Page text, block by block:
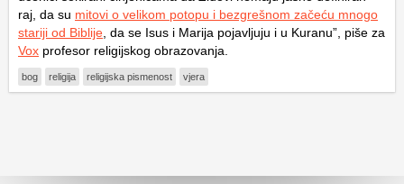
raj, da su mitovi o velikom potopu i bezgrešnom začeću mnogo
stariji od Biblije , da se Isus i Marija pojavljuju i u Kuranu”, piše za
Vox profesor religijskog obrazovanja.
bog religija religijska pismenost vjera